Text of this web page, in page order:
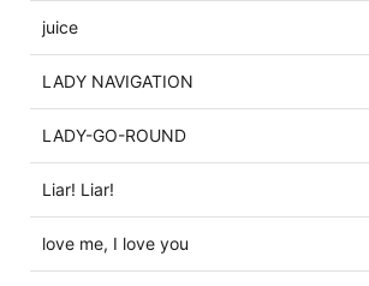
juice
LADY NAVIGATION
LADY-GO-ROUND
Liar! Liar!
love me, I love you